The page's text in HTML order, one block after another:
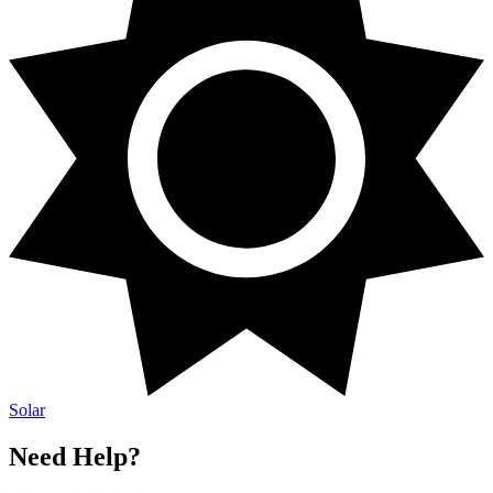
Solar​​​​‌ ‍ ​‍​‍‌‍ ‌ ​‍‌‍‍‌‌‍‌ ‌‍‍‌‌‍ ‍​‍​‍​ ‍‍​‍​‍‌ ​ ‌‍​‌‌‍ ‍‌‍‍‌‌ ‌​‌ ‍‌​‍ ‍‌‍‍‌‌‍ ​‍​‍​‍ ​​‍​‍‌‍‍​‌ ​‍‌‍‌‌‌‍‌‍​‍​‍​ ‍‍​‍​‍‌‍‍​‌ ‌​‌ ‌​‌ ​​​ ‍‍​‍ ​‍ ‌‍ ​‌‍ ‌‍​ ‌‍​‌‌‍ ​‌‍‍​‌‍ ‌ ​ ‌ ‌​​ ‍‍​ ​ ​ ​ ​ ​ ​ ​ ​‍ ‌‍‍‌‌‍ ‍‌ ‌​‌‍‌‌‌‍ ‍‌ ‌​​‍ ‌‍‌‌‌‍‌​‌‍‍‌‌ ‌​​‍ ‌‍ ‌‌‍ ‌‍‌​‌‍‌‌​ ‌‌ ​​‌ ​‍‌‍‌‌‌ ​ ‌‍‌‌‌‍ ‍‌ ‌​‌‍​‌‌ ‌​‌‍‍‌‌‍ ‌‍ ‍​ ‍ ‌‍‍‌‌‍‌​​ ‌​ ‌‍​ ‌‌​ ​​‌‍‌​​ ​ ​ ​ ​ ‍‌​ ‌ ​‍ ‌‌‍​‌​ ‌ ‌‍​‌‌‍‌‍​‍ ‌​ ‌​​ ‌​​ ‌ ‌‍​‍​‍ ‌‌‍​‍​ ​​​ ‍​​ ‌ ​‍ ‌​ ​‌​ ​​​ ‌‍‌‍‌​‌‍‌​​ ‌‍​ ‍‌​ ‌‍‌‍‌‌‌‍​‌​ ‌ ​ ​‌​ ‍ ‌ ‌​‌ ‍‌‌ ​​‌‍‌‌​ ‌‌ ‌​‌‍‌‌‌‍​ ‌‍‍​‌‍ ‍‌‍ ‌‍ ​‌‍ ‌‍‌ ‌ ‍‌​ ‍ ‌ ​​‌‍​‌‌ ‌​‌‍‍​​ ‌‌ ‌​‌‍‍‌‌ ‌​‌‍ ​‌‍‌‌​ ‌‍​‍‌‍​‌‌ ​ ‌‍‌‌‌‌‌‌‌ ​‍‌‍ ​​ ‌‌‍‍​‌ ‌​‌ ‌​‌ ​​​‍‌‌​ ​ ‌​​‌​‍‌‌​ ​‍‌​‌‍​‍‌‌​ ​‍‌​‌‍‌‍ ​‌‍ ‌‍​ ‌‍​‌‌‍ ​‌‍‍​‌‍ ‌ ​ ‌ ‌​​‍‌‌​ ​ ‌​​‌​ ​ ​ ​ ​ ​ ​ ​ ​‍‌‍‌‍‍‌‌‍‌​​ ‌​ ‌‍​ ‌‌​ ​​‌‍‌​​ ​ ​ ​ ​ ‍‌​ ‌ ​‍ ‌‌‍​‌​ ‌ ‌‍​‌‌‍‌‍​‍ ‌​ ‌​​ ‌​​ ‌ ‌‍​‍​‍ ‌‌‍​‍​ ​​​ ‍​​ ‌ ​‍ ‌​ ​‌​ ​​​ ‌‍‌‍‌​‌‍‌​​ ‌‍​ ‍‌​ ‌‍‌‍‌‌‌‍​‌​ ‌ ​ ​‌​‍‌‍‌ ‌​‌ ‍‌‌ ​​‌‍‌‌​ ‌‌ ‌​‌‍‌‌‌‍​ ‌‍‍​‌‍ ‍‌‍ ‌‍ ​‌‍ ‌‍‌ ‌ ‍‌​‍‌‍‌ ​​‌‍​‌‌ ‌​‌‍‍​​ ‌‌ ‌​‌‍‍‌‌ ‌​‌‍ ​‌‍‌‌​‍‌‍‌ ​​‌‍‌‌‌ ​‍‌ ​ ‌ ​​‌‍‌‌‌‍​ ‌ ‌​‌‍‍‌‌ ‌‍‌‍‌‌​ ‌‌ ​​‌ ‌‌‌‍​‍‌‍ ​‌‍‍‌‌ ​ ‌‍‍​‌‍‌‌‌‍‌​​‍​‍‌ ‌
Need Help?​​​​‌ ‍ ​‍​‍‌‍ ‌ ​‍‌‍‍‌‌‍‌ ‌‍‍‌‌‍ ‍​‍​‍​ ‍‍​‍​‍‌ ​ ‌‍​‌‌‍ ‍‌‍‍‌‌ ‌​‌ ‍‌​‍ ‍‌‍‍‌‌‍ ​‍​‍​‍ ​​‍​‍‌‍‍​‌ ​‍‌‍‌‌‌‍‌‍​‍​‍​ ‍‍​‍​‍‌‍‍​‌ ‌​‌ ‌​‌ ​​​ ‍‍​‍ ​‍ ‌‍ ​‌‍ ‌‍​ ‌‍​‌‌‍ ​‌‍‍​‌‍ ‌ ​ ‌ ‌​​ ‍‍​ ​ ​ ​ ​ ​ ​ ​ ​‍ ‌‍‍‌‌‍ ‍‌ ‌​‌‍‌‌‌‍ ‍‌ ‌​​‍ ‌‍‌‌‌‍‌​‌‍‍‌‌ ‌​​‍ ‌‍ ‌‌‍ ‌‍‌​‌‍‌‌​ ‌‌ ​​‌ ​‍‌‍‌‌‌ ​ ‌‍‌‌‌‍ ‍‌ ‌​‌‍​‌‌ ‌​‌‍‍‌‌‍ ‌‍ ‍​ ‍ ‌‍‍‌‌‍‌​​ ‌‌ ​ ‌‍‍‌‌ ‌​‌‍‌‌‌​‌‍‌‍ ‌‍ ‌ ‌​‌‍‌‌‌ ​‍​ ‍ ‌ ‌​‌ ‍‌‌ ​​‌‍‌‌​ ‌‌‍‌‍‌‍ ‌‍ ‌ ‌​‌‍‌‌‌ ​‍​ ‍ ‌ ​​‌‍​‌‌ ‌​‌‍‍​​ ‌‌‍ ‌‌‍‌‌‌‍ ‍‌ ‌‌‌ ​ ​‍‌‌​ ‌‌‌​​‍‌‌ ‌‍‍ ‌‍‌‌‌ ‍‌​‍‌‌​ ​ ‌​‌​​‍‌‌​ ​ ‌​‌​​‍‌‌​ ​‍​ ​‍‌‍‌‌‌‍‌‍​ ​‌​ ‌ ​ ​‌‌‍​ ‌‍‌‌‌‍​‌​ ‍‌‌‍‌​​ ​‍‌‍​ ​‍‌‌​ ​‍​ ​‍​‍‌‌​ ‌‌‌​‌​​‍ ‍‌‍‍​‌‍‌‌‌‍​‌‌‍‌​‌‍‍‌‌‍ ‍‌‍‌ ​ ‌‍​‍‌‍​‌‌ ​ ‌‍‌‌‌‌‌‌‌ ​‍‌‍ ​​ ‌‌‍‍​‌ ‌​‌ ‌​‌ ​​​‍‌‌​ ​ ‌​​‌​‍‌‌​ ​‍‌​‌‍​‍‌‌​ ​‍‌​‌‍‌‍ ​‌‍ ‌‍​ ‌‍​‌‌‍ ​‌‍‍​‌‍ ‌ ​ ‌ ‌​​‍‌‌​ ​ ‌​​‌​ ​ ​ ​ ​ ​ ​ ​ ​‍‌‍‌‍‍‌‌‍‌​​ ‌‌ ​ ‌‍‍‌‌ ‌​‌‍‌‌‌​‌‍‌‍ ‌‍ ‌ ‌​‌‍‌‌‌ ​‍​‍‌‍‌ ‌​‌ ‍‌‌ ​​‌‍‌‌​ ‌‌‍‌‍‌‍ ‌‍ ‌ ‌​‌‍‌‌‌ ​‍​‍‌‍‌ ​​‌‍​‌‌ ‌​‌‍‍​​ ‌‌‍ ‌‌‍‌‌‌‍ ‍‌ ‌‌‌ ​ ​‍‌‌​ ‌‌‌​​‍‌‌ ‌‍‍ ‌‍‌‌‌ ‍‌​‍‌‌​ ​ ‌​‌​​‍‌‌​ ​ ‌​‌​​‍‌‌​ ​‍​ ​‍‌‍‌‌‌‍‌‍​ ​‌​ ‌ ​ ​‌‌‍​ ‌‍‌‌‌‍​‌​ ‍‌‌‍‌​​ ​‍‌‍​ ​‍‌‌​ ​‍​ ​‍​‍‌‌​ ‌‌‌​‌​​‍ ‍‌‍‍​‌‍‌‌‌‍​‌‌‍‌​‌‍‍‌‌‍ ‍‌‍‌ ​‍‌‍‌ ​​‌‍‌‌‌ ​‍‌ ​ ‌ ​​‌‍‌‌‌‍​ ‌ ‌​‌‍‍‌‌ ‌‍‌‍‌‌​ ‌‌ ​​‌ ‌‌‌‍​‍‌‍ ​‌‍‍‌‌ ​ ‌‍‍​‌‍‌‌‌‍‌​​‍​‍‌ ‌